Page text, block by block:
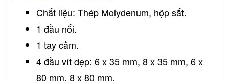
Chất liệu: Thép Molydenum, hộp sắt.
1 đầu nối.
1 tay cầm.
4 đầu vít dẹp: 6 x 35 mm, 8 x 35 mm, 6 x
80 mm, 8 x 80 mm.